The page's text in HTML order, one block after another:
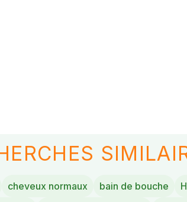
cheveux normaux bain de bouche